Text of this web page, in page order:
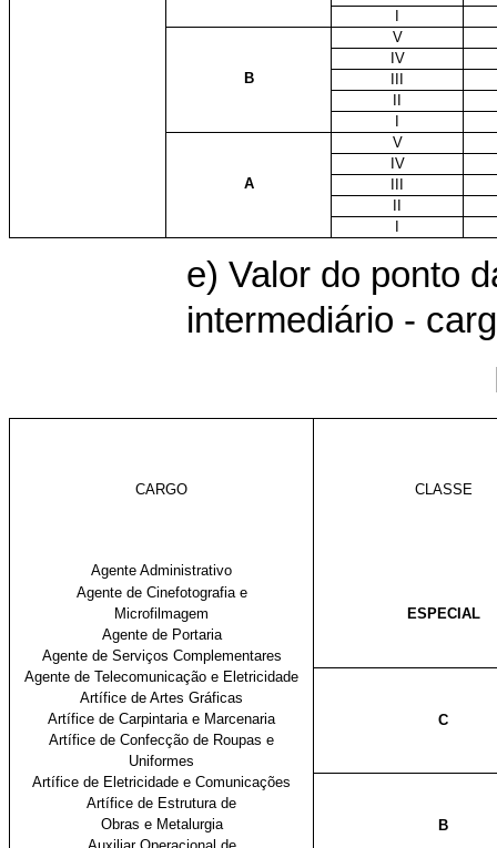
I
V
IV
B
III
II
I
V
IV
A
III
II
I
e) Valor do ponto
intermediário -
CARGO CLASSE
Agente Administrativo
ESPECIAL
Agente de Cinefotografia e
Microfilmagem
Agente de Portaria
Agente de Serviços Complementares
Agente de Telecomunicação e Eletricidade
C
Artífice de Artes Gráficas
Artífice de Carpintaria e Marcenaria
Artífice de Confecção de Roupas e
Uniformes
Artífice de Eletricidade e Comunicações
B
Artífice de Estrutura de
Obras e Metalurgia
Auxiliar Operacional de